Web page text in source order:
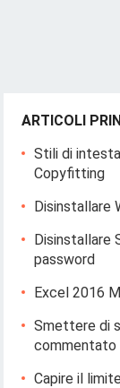
ARTICOLI
Stili di
Copyfitting
Disinstallare
Disinstallare
password
Excel 2016
Smettere di
commentato
Capire il